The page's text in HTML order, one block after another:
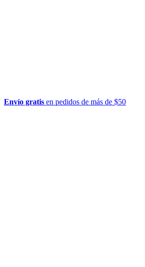
Envío gratis en pedidos de más de $50